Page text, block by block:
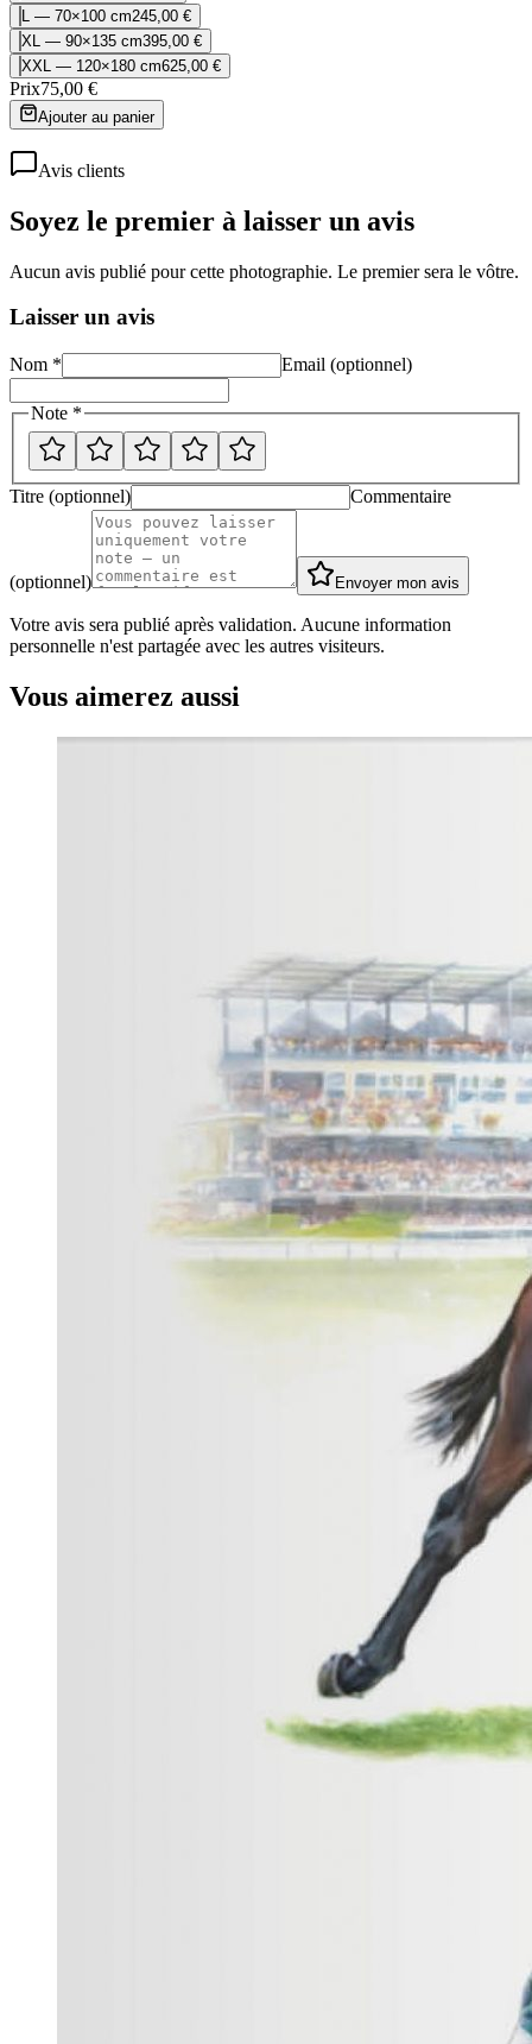
L — 70×100 cm245,00 €
XL — 90×135 cm395,00 €
XXL — 120×180 cm625,00 €
Prix75,00 €
Ajouter au panier
Avis clients
Soyez le premier à laisser un avis
Aucun avis publié pour cette photographie. Le premier sera le vôtre.
Laisser un avis
Nom * Email (optionnel)
Note *
Titre (optionnel) Commentaire
(optionnel) Envoyer mon avis
Votre avis sera publié après validation. Aucune information
personnelle n'est partagée avec les autres visiteurs.
Vous aimerez aussi